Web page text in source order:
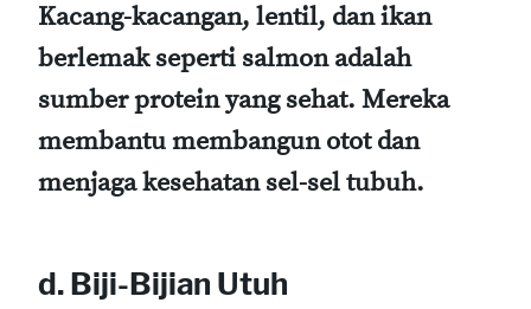
Kacang-kacangan, lentil, dan ikan
berlemak seperti salmon adalah
sumber protein yang sehat. Mereka
membantu membangun otot dan
menjaga kesehatan sel-sel tubuh.
d. Biji-Bijian Utuh